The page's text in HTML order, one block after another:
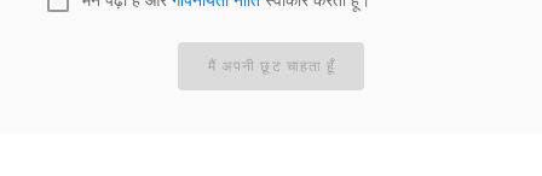
मैं अपनी छूट चाहता हूँ